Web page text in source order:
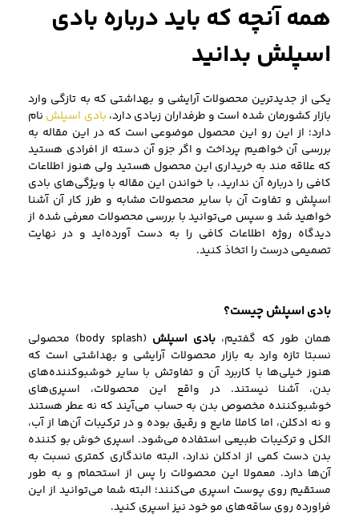
همه آنچه که باید درباره بادی
اسپلش بدانید
یکی از جدیدترین محصولات آرایشی و بهداشتی که به تازگی وارد
بازار کشورمان شده است و طرفداران زیادی دارد، بادی اسپلش نام
دارد؛ از این رو این محصول موضوعی است که در این مقاله به
بررسی آن خواهیم پرداخت و اگر جزو آن دسته از افرادی هستید
که علاقه مند به خریداری این محصول هستید ولی هنوز اطلاعات
کافی را درباره آن ندارید، با خواندن این مقاله با ویژگی‌های بادی
اسپلش و تفاوت آن با سایر محصولات مشابه و طرز کار آن آشنا
خواهید شد و سپس می‌توانید با بررسی محصولات معرفی شده از
دیدگاه روژه اطلاعات کافی را به دست آورده‌اید و در نهایت
تصمیمی درست را اتخاذ کنید.
بادی اسپلشچیست؟
همان طور که گفتیم، بادی اسپلش
(body splash) محصولی
نسبتا تازه‌ وارد به بازار محصولات آرایشی و بهداشتی است که
هنوز خیلی‌ها با کاربرد آن و تفاوتش با سایر خوشبوکننده‌های
بدن، آشنا نیستند. در واقع این محصولات،‌ اسپری‌های
خوشبوکننده مخصوص بدن به حساب می‌آیند که نه عطر هستند
و نه ادکلن، اما کاملا مایع و رقیق بوده و در ترکیبات آن‌ها از آب،
الکل و ترکیبات طبیعی استفاده می‌شود. اسپری خوش بو کننده
بدن دست کمی از ادکلن‌ ندارد، البته ماندگاری کمتری نسبت به
آن‌ها دارد. معمولا این محصولات را پس از استحمام و به طور
مستقیم روی پوست اسپری می‌کنند؛ البته شما می‌توانید از این
فراورده روی ساقه‌های مو خود نیز اسپری کنید.